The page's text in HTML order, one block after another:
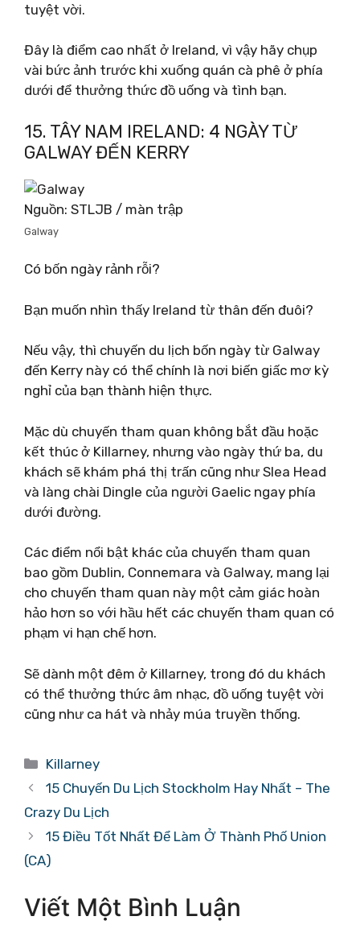
tuyệt vời.
Đây là điểm cao nhất ở Ireland, vì vậy hãy chụp
vài bức ảnh trước khi xuống quán cà phê ở phía
dưới để thưởng thức đồ uống và tình bạn.
15. TÂY NAM IRELAND: 4 NGÀY TỪ
GALWAY ĐẾN KERRY
Nguồn: STLJB / màn trập
Galway
Có bốn ngày rảnh rỗi?
Bạn muốn nhìn thấy Ireland từ thân đến đuôi?
Nếu vậy, thì chuyến du lịch bốn ngày từ Galway
đến Kerry này có thể chính là nơi biến giấc mơ kỳ
nghỉ của bạn thành hiện thực.
Mặc dù chuyến tham quan không bắt đầu hoặc
kết thúc ở Killarney, nhưng vào ngày thứ ba, du
khách sẽ khám phá thị trấn cũng như Slea Head
và làng chài Dingle của người Gaelic ngay phía
dưới đường.
Các điểm nổi bật khác của chuyến tham quan
bao gồm Dublin, Connemara và Galway, mang lại
cho chuyến tham quan này một cảm giác hoàn
hảo hơn so với hầu hết các chuyến tham quan có
phạm vi hạn chế hơn.
Sẽ dành một đêm ở Killarney, trong đó du khách
có thể thưởng thức âm nhạc, đồ uống tuyệt vời
cũng như ca hát và nhảy múa truyền thống.
Danh
mục
Killarney
15 Chuyến Du Lịch Stockholm Hay Nhất – The
Crazy Du Lịch
15 Điều Tốt Nhất Để Làm Ở Thành Phố Union
(CA)
Viết Một Bình Luận